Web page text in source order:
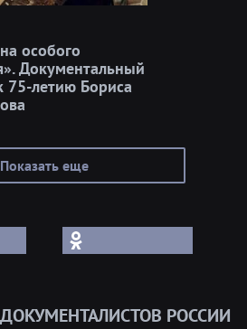
особого
Документальный
75-летию Бориса
Показать еще
РОССИИ